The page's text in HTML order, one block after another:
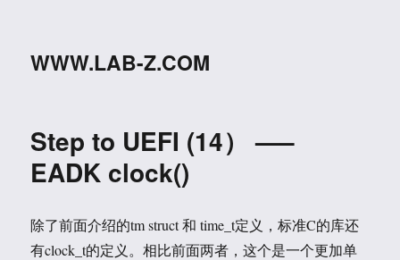
WWW.LAB-Z.COM
Step to UEFI (14） —–
EADK clock()
除了前面介绍的tm struct 和 time_t定义，标准C的库还
有clock_t的定义。相比前面两者，这个是一个更加单